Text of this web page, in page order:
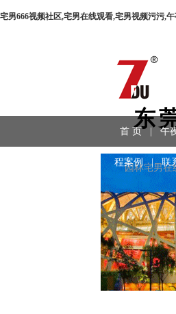
宅男666视频社区,宅男在线观看,宅男视频污污,
东
园林宅男在
首 页 午
程案例 | 联